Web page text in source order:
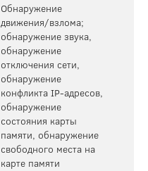
Обнаружение
движения/взлома;
обнаружение звука,
обнаружение
отключения сети,
обнаружение
конфликта IP-адресов,
обнаружение
состояния карты
памяти, обнаружение
свободного места на
карте памяти